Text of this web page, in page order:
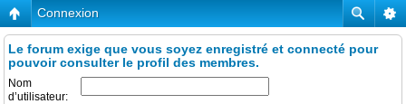
Connexion
Le forum exige que vous soyez enregistré et connecté pour
pouvoir consulter le profil des membres.
Nom
d’utilisateur: